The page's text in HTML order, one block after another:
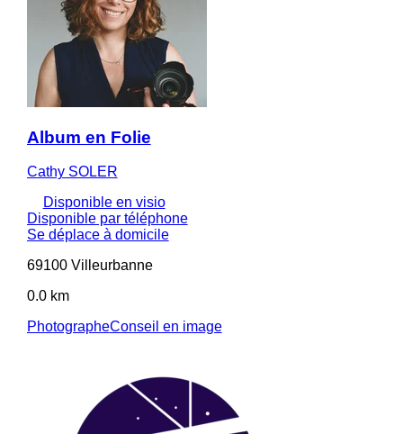
Album en Folie
Cathy SOLER
Disponible en visio
Disponible par téléphone
Se déplace à domicile
69100 Villeurbanne
0.0 km
PhotographeConseil en image